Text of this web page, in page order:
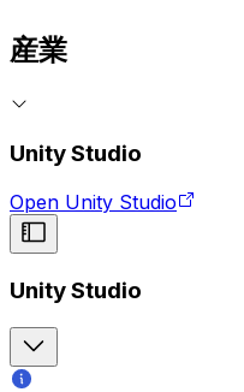
産業
Unity Studio
Open Unity Studio
Unity Studio